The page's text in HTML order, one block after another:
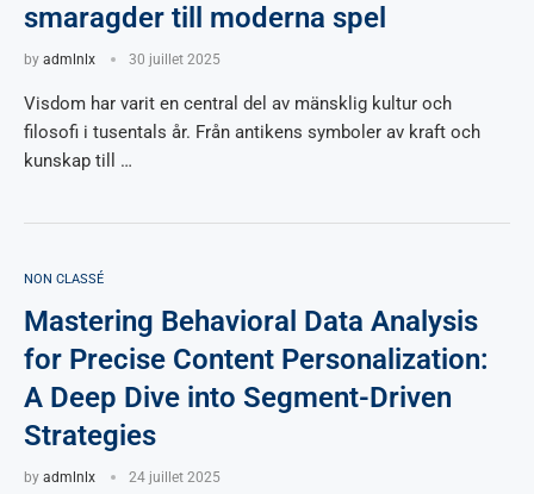
smaragder till moderna spel
by admlnlx 30 juillet 2025
Visdom har varit en central del av mänsklig kultur och
filosofi i tusentals år. Från antikens symboler av kraft och
kunskap till …
NON CLASSÉ
Mastering Behavioral Data Analysis
for Precise Content Personalization:
A Deep Dive into Segment-Driven
Strategies
by admlnlx 24 juillet 2025